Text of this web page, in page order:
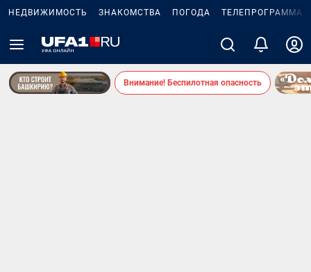
НЕДВИЖИМОСТЬ ЗНАКОМСТВА ПОГОДА ТЕЛЕПРОГРАММА
Внимание! Беспилотная опасность